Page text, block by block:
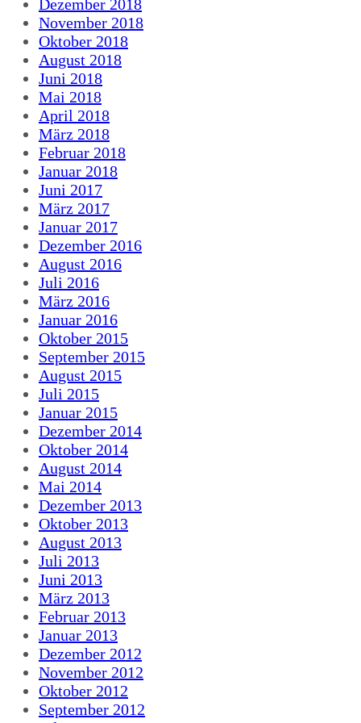
Dezember 2018
November 2018
Oktober 2018
August 2018
Juni 2018
Mai 2018
April 2018
März 2018
Februar 2018
Januar 2018
Juni 2017
März 2017
Januar 2017
Dezember 2016
August 2016
Juli 2016
März 2016
Januar 2016
Oktober 2015
September 2015
August 2015
Juli 2015
Januar 2015
Dezember 2014
Oktober 2014
August 2014
Mai 2014
Dezember 2013
Oktober 2013
August 2013
Juli 2013
Juni 2013
März 2013
Februar 2013
Januar 2013
Dezember 2012
November 2012
Oktober 2012
September 2012